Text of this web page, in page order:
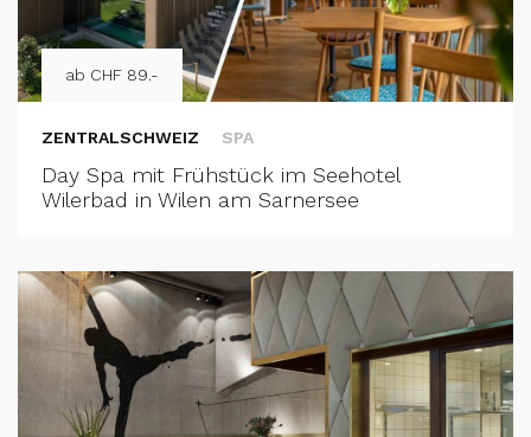
ab CHF 89.-
ZENTRALSCHWEIZ SPA
Day Spa mit Frühstück im Seehotel
Wilerbad in Wilen am Sarnersee